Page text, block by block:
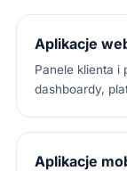
Aplikacje
Panele klienta i
dashboardy,
Aplikacje